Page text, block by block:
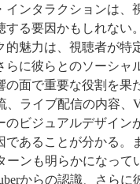
インタラクションは、
る要因かもしれない
的魅力は、視聴者が特
らに彼らとのソーシャ
の面で重要な役割を果
、ライブ配信の内容、
ビジュアルデザイン
であることが分かる。
ーンも明らかになって
からの認識、さらに